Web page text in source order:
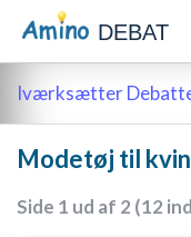
DEBAT
Iværksætter
Modetøj til
Side 1 ud af 2 (12